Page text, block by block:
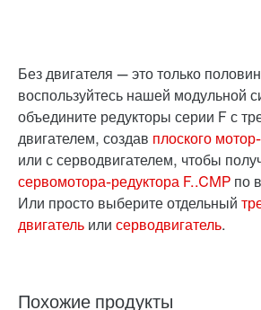
Без двигателя — это только
воспользуйтесь нашей модульной
объедините редукторы серии F с
двигателем, создав плоского
или с серводвигателем, чтобы
сервомотора-редуктора F..CMP по
Или просто выберите отдельный
двигатель или серводвигатель.